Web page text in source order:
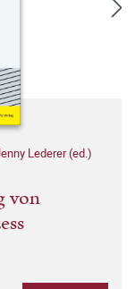
Lederer (ed.)
von